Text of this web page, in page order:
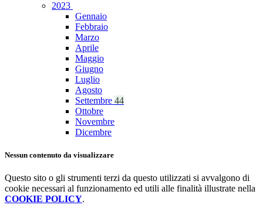
2023
Gennaio
Febbraio
Marzo
Aprile
Maggio
Giugno
Luglio
Agosto
Settembre 44
Ottobre
Novembre
Dicembre
Nessun contenuto da visualizzare
Questo sito o gli strumenti terzi da questo utilizzati si avvalgono di
cookie necessari al funzionamento ed utili alle finalità illustrate nella
COOKIE POLICY.